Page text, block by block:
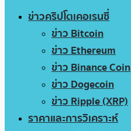
ข่าวคริปโตเคอเรนซี่
ข่าว Bitcoin
ข่าว Ethereum
ข่าว Binance Coin
ข่าว Dogecoin
ข่าว Ripple (XRP)
ราคาและการวิเคราะห์